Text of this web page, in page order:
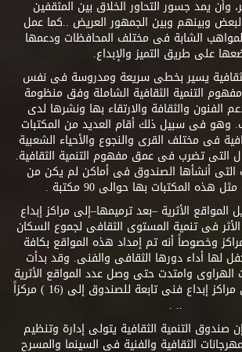
وأن يمد جسور التحاور الخلاق بين المثقفين
وبينهم وبين الجمهور العريض ..كما عمل
الشابة فى مختلف المحافظات ودعمها
على طريق التميز والإبداع.
يسير بخطى سريعة ومدروسة فى نفس
التنمية الثقافية الشاملة وفق منظومة
الفنون والثقافة والارتقاء بها ونشرها لدى
وهو فى سبيل ذلك أقام العديد من المكتبات
فى مختلف القرى والنجوع والأحياء الشعبية
التى تضرب فى عمق مفهوم التنمية الثقافية.
التى أنشأها الصندوق فى أماكن لم يكن من
هذه المكتبات بها حوالى 90 مكتبة .
الأثرية –بعد ترميمها–إلى مراكز إبداع
فى تنمية المستوى الثقافى لجموع السكان
وخصوصاً أنه تم إمداد هذه المواقع بكافة
لها أداء دورها الثقافى والفنى. وقد بدأت
عام 1996 ببيت الهراوى وامتدت حتى وصل عدد المواقع الأثرية
التى تم تحويلها إلى مراكز إبداع فنى تابعة للصندوق إلى (16 ) مركزاً
.. .
صندوق التنمية الثقافية يتولى إدارة وتنظيم
الثقافية والفنية فى السينما والمسرح